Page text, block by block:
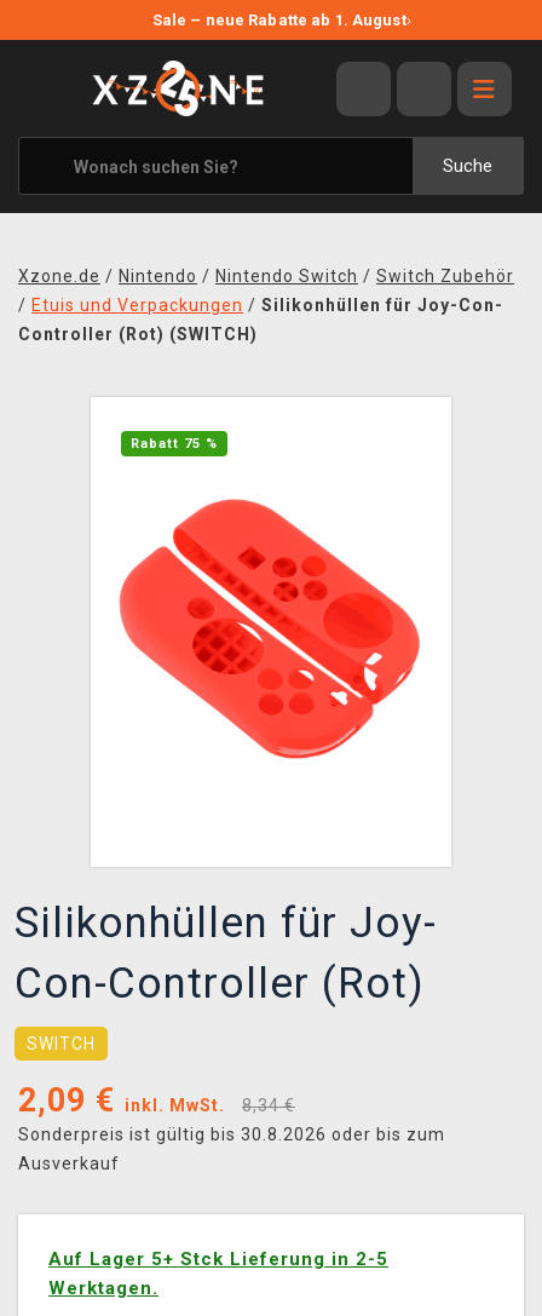
Sale – neue Rabatte ab 1. August›
Suche
ANGEBOTE
ALLE MARKEN
XZONE ORIGINALS
KLEIDUNG & ACCESSOIRES
BÜCHER & COMICS
XZONE CLUB
Xzone.de / Nintendo / Nintendo Switch / Switch Zubehör
/ Etuis und Verpackungen / Silikonhüllen für Joy-Con-
Controller (Rot) (SWITCH)
Rabatt 75 %
Silikonhüllen für Joy-
Con-Controller (Rot)
SWITCH
2,09 € inkl. MwSt.
8,34 €
Sonderpreis ist gültig bis 30.8.2026 oder bis zum
Ausverkauf
Auf Lager 5+ Stck Lieferung in 2-5
Werktagen.